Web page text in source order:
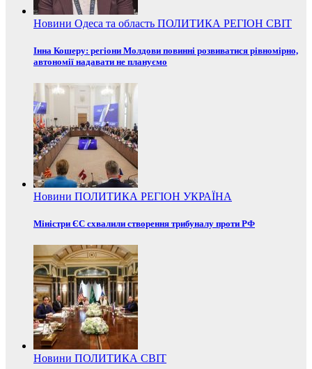
Новини Одеса та область ПОЛИТИКА РЕГІОН СВІТ
Інна Кошеру: регіони Молдови повинні розвиватися рівномірно,
автономії надавати не плануємо
Новини ПОЛИТИКА РЕГІОН УКРАЇНА
Міністри ЄС схвалили створення трибуналу проти РФ
Новини ПОЛИТИКА СВІТ